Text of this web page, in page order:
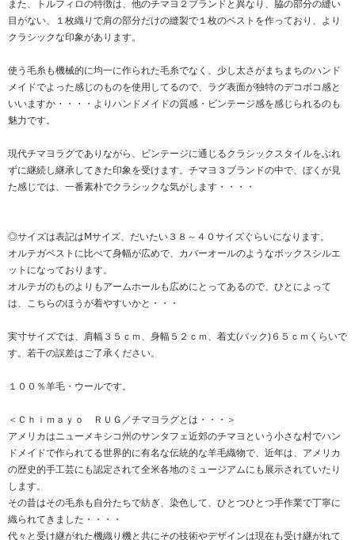
また、トルフィロの特徴は、他のチマヨ２ブランドと異なり、脇の部分の縫い
目がない、１枚織りで肩の部分だけの縫製で１枚のベストを作っており、より
クラシックな印象があります。
使う毛糸も機械的に均一に作られた毛糸でなく、少し太さがまちまちのハンド
メイドでよった感じのものを使用してるので、ラグ表面が独特のデコボコ感と
いいますか・・・・よりハンドメイドの質感・ビンテージ感を感じられるのも
魅力です。
現代チマヨラグでありながら、ビンテージに通じるクラシックスタイルをぶれ
ずに継続し継承してきた印象を受けます。チマヨ３ブランドの中で、ぼくが見
た感じでは、一番素朴でクラシックな気がします・・・・
◎サイズは表記はⅯサイズ、だいたい３８～４０サイズぐらいになります。
オルテガベストに比べて身幅が広めで、カバーオールのようなボックスシルエ
ットになっております。
オルテガのものよりもアームホールも広めにとってあるので、ひとによって
は、こちらのほうが着やすいかと・・・
実寸サイズでは、肩幅３５ｃｍ、身幅５２ｃｍ、着丈(バック)６５ｃｍくらいで
す。若干の誤差はご了承ください。
１００％羊毛・ウールです。
＜Ｃｈｉｍａｙｏ ＲＵＧ／チマヨラグとは・・・＞
アメリカはニューメキシコ州のサンタフェ近郊のチマヨという小さな村でハン
ドメイドで作られてる世界的に有名な伝統的な羊毛織物で、近年は、アメリカ
の歴史的手工芸にも認定されて全米各地のミュージアムにも展示されていたり
します。
その昔はその毛糸も自分たちで紡ぎ、染色して、ひとつひとつ手作業で丁寧に
織られてきました・・・・
代々と受け継がれた機織り機と共にその技術やデザインは現在も受け継がれて